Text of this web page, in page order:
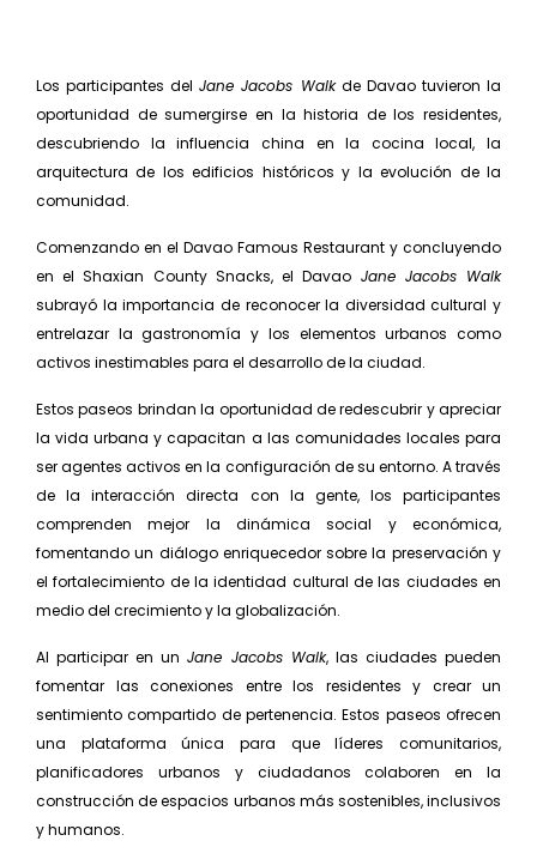
Los participantes delJane Jacobs Walkde Davao tuvieron la
oportunidad de sumergirse en la historia de los residentes,
descubriendo la influencia china en la cocina local, la
arquitectura de los edificios históricos y la evolución de la
comunidad.
Comenzando en el Davao Famous Restaurant y concluyendo
en el Shaxian County Snacks, el Davao Jane Jacobs Walk
subrayó la importancia de reconocer la diversidad cultural y
entrelazar la gastronomía y los elementos urbanos como
activos inestimables para el desarrollo de la ciudad.
Estos paseos brindan la oportunidad de redescubrir y apreciar
la vida urbana y capacitan a las comunidades locales para
ser agentes activos en la configuración de su entorno. A través
de la interacción directa con la gente, los participantes
comprenden mejor la dinámica social y económica,
fomentando un diálogo enriquecedor sobre la preservación y
el fortalecimiento de la identidad cultural de las ciudades en
medio del crecimiento y la globalización.
Al participar en unJane Jacobs Walk, las ciudades pueden
fomentar las conexiones entre los residentes y crear un
sentimiento compartido de pertenencia. Estos paseos ofrecen
una plataforma única para que líderes comunitarios,
planificadores urbanos y ciudadanos colaboren en la
construcción de espacios urbanos más sostenibles, inclusivos
y humanos.